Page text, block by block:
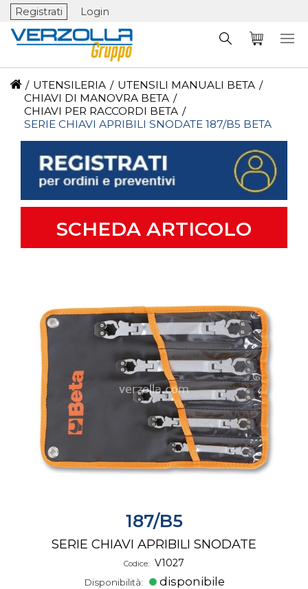
Registrati Login
/ UTENSILERIA / UTENSILI MANUALI BETA /
CHIAVI DI MANOVRA BETA /
CHIAVI PER RACCORDI BETA /
SERIE CHIAVI APRIBILI SNODATE 187/B5 BETA
SCHEDA ARTICOLO
187/B5
SERIE CHIAVI APRIBILI SNODATE
Codice: V1027
Disponibilità: disponibile